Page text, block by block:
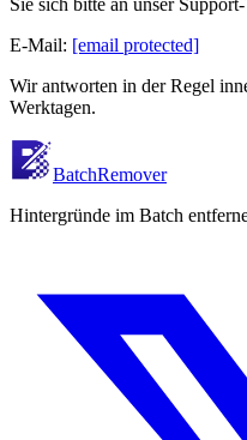
E-Mail: [email protected]
Wir antworten in der Regel
Werktagen.
BatchRemover
Hintergründe im Batch